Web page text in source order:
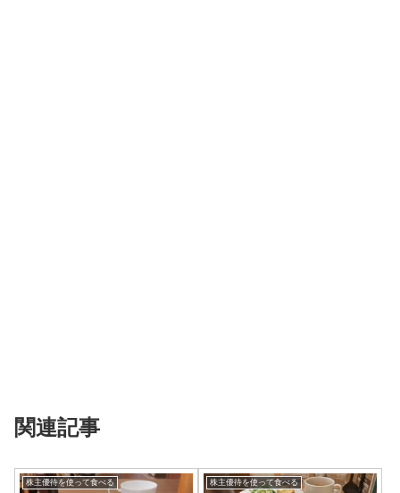
関連記事
株主優待を使って食べる 株主優待を使って食べる